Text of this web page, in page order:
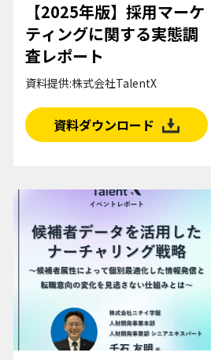
【2025年版】採用マーケ
ティングに関する実態調
査レポート
資料提供:株式会社TalentX
資料ダウンロード